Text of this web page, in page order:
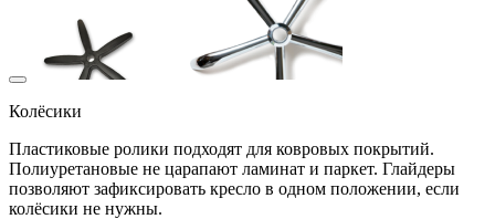
Колёсики
Пластиковые ролики подходят для ковровых покрытий.
Полиуретановые не царапают ламинат и паркет. Глайдеры
позволяют зафиксировать кресло в одном положении, если
колёсики не нужны.